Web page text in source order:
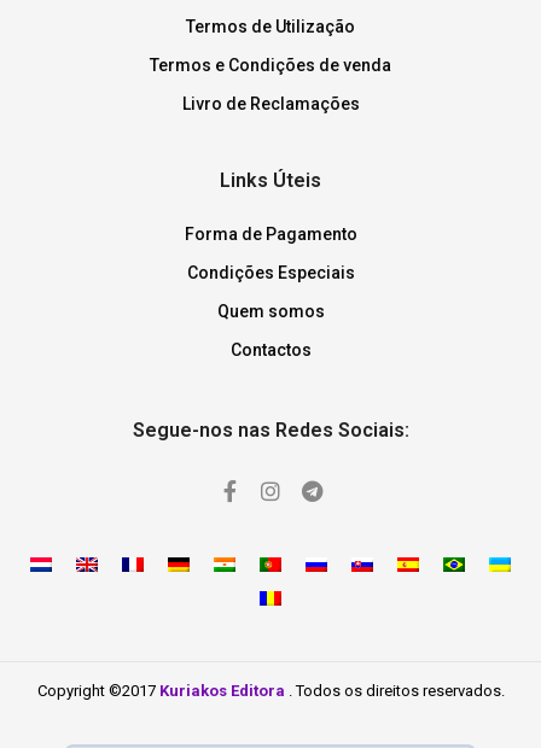
Termos de Utilização
Termos e Condições de venda
Livro de Reclamações
Links Úteis
Forma de Pagamento
Condições Especiais
Quem somos
Contactos
Segue-nos nas Redes Sociais:
Copyright ©2017 Kuriakos Editora . Todos os direitos reservados.